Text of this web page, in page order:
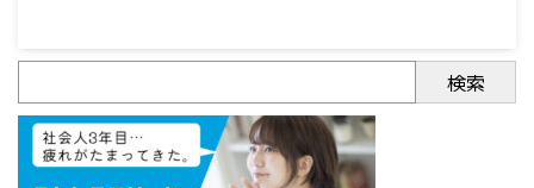
検索